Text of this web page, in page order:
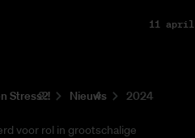
11 april
Stress?! Nieuws
2024
voor rol in grootschalige